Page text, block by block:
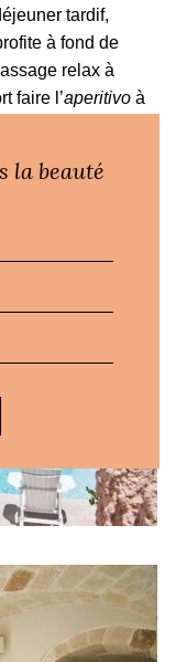
tardif,
à fond de
relax à
faire l’aperitivoà
restaurant de la
la beauté